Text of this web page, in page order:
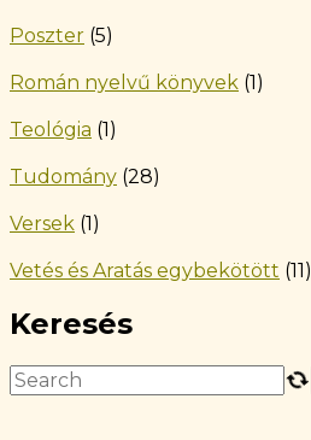
Poszter (5)
Román nyelvű könyvek (1)
Teológia (1)
Tudomány (28)
Versek (1)
Vetés és Aratás egybekötött (11)
Keresés